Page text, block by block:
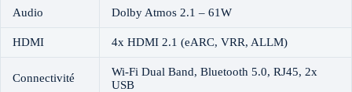
Audio Dolby Atmos 2.1 – 61W
HDMI 4x HDMI 2.1 (eARC, VRR, ALLM)
Connectivité
Wi-Fi Dual Band, Bluetooth 5.0, RJ45, 2x
USB